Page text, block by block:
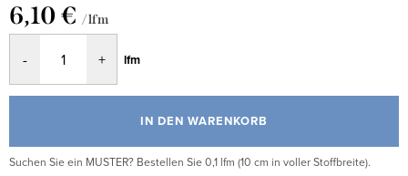
6,10 € / lfm
lfm
IN DEN WARENKORB
Suchen Sie ein MUSTER? Bestellen Sie 0,1 lfm (10 cm in voller Stoffbreite).